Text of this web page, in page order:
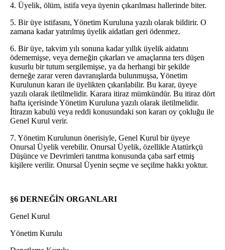
4. Üyelik, ölüm, istifa veya üyenin çıkarılması hallerinde biter.
5. Bir üye istifasını, Yönetim Kuruluna yazılı olarak bildirir. O
zamana kadar yatırılmış üyelik aidatları geri ödenmez.
6. Bir üye, takvim yılı sonuna kadar yıllık üyelik aidatını
ödememişse, veya derneğin çıkarları ve amaçlarına ters düşen
kusurlu bir tutum sergilemişse, ya da herhangi bir şekilde
derneğe zarar veren davranışlarda bulunmuşsa, Yönetim
Kurulunun kararı ile üyelikten çıkarılabilir. Bu karar, üyeye
yazılı olarak iletilmelidir. Karara itiraz mümkündür. Bu itiraz dört
hafta içerisinde Yönetim Kuruluna yazılı olarak iletilmelidir.
İtirazın kabulü veya reddi konusundaki son kararı oy çokluğu ile
Genel Kurul verir.
7. Yönetim Kurulunun önerisiyle, Genel Kurul bir üyeye
Onursal Üyelik verebilir. Onursal Üyelik, özellikle Atatürkçü
Düşünce ve Devrimleri tanıtma konusunda çaba sarf etmiş
kişilere verilir. Onursal Üyenin seçme ve seçilme hakkı yoktur.
§6 DERNEĞİN ORGANLARI
Genel Kurul
Yönetim Kurulu